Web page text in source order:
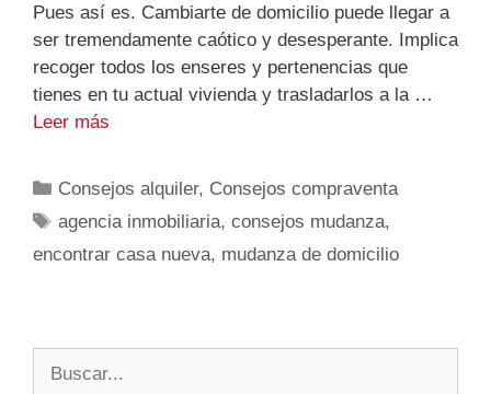
Pues así es. Cambiarte de domicilio puede llegar a
ser tremendamente caótico y desesperante. Implica
recoger todos los enseres y pertenencias que
tienes en tu actual vivienda y trasladarlos a la …
Leer más
Categorías
Consejos alquiler, Consejos compraventa
Etiquetas
agencia inmobiliaria,consejos mudanza,
encontrar casa nueva, mudanza de domicilio